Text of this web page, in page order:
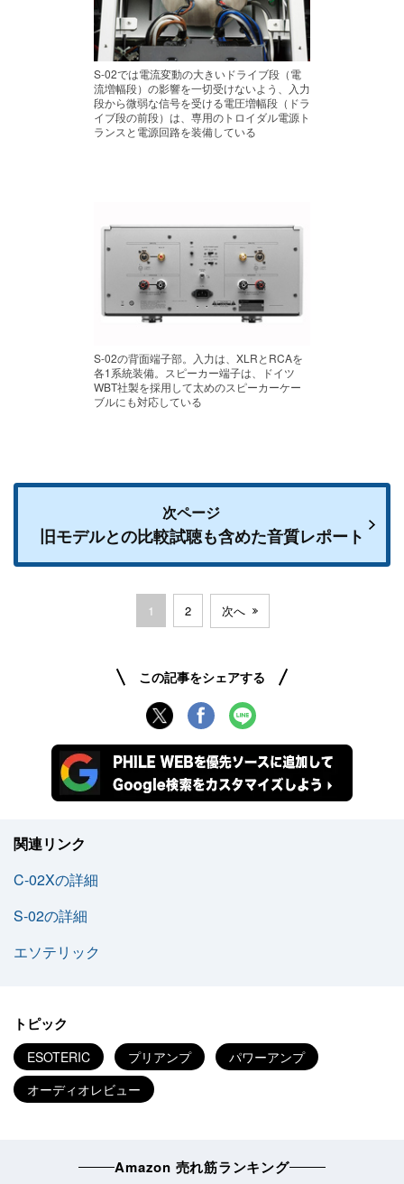
S-02では電流変動の大きいドライブ段（電
流増幅段）の影響を一切受けないよう、入力
段から微弱な信号を受ける電圧増幅段（ドラ
イブ段の前段）は、専用のトロイダル電源ト
ランスと電源回路を装備している
S-02の背面端子部。入力は、XLRとRCAを
各1系統装備。スピーカー端子は、ドイツ
WBT社製を採用して太めのスピーカーケー
ブルにも対応している
次ページ
旧モデルとの比較試聴も含めた音質レポート
1 2 次へ
この記事をシェアする
関連リンク
C-02Xの詳細
S-02の詳細
エソテリック
トピック
ESOTERIC プリアンプ
パワーアンプ
オーディオレビュー